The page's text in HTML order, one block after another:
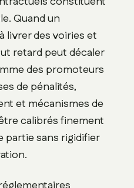
Quand un
livrer des voiries et
retard peut décaler
des promoteurs
de pénalités,
et mécanismes de
calibrés finement
partie sans rigidifier